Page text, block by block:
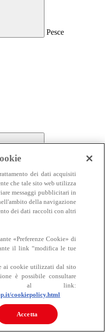
Pesce
Carne
dei dati acquisiti
che tale sito web utilizza
messaggi pubblicitari in
della navigazione
dei dati raccolti con altri
«Preferenze Cookie» di
il link “modifica le tue
ai cookie utilizzati dal sito
è possibile consultare
al link:
cookiepolicy.html
Accetta